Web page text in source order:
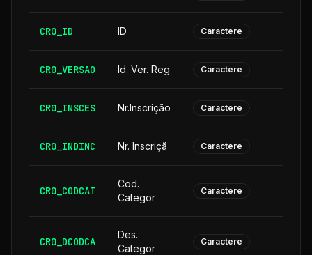
CR0_ID ID Caractere
CR0_VERSAO Id. Ver. Reg Caractere
CR0_INSCES Nr.Inscrição Caractere
CR0_INDINC Nr. Inscriçã Caractere
CR0_CODCAT
Cod.
Categor
Caractere
CR0_DCODCA
Des.
Categor
Caractere